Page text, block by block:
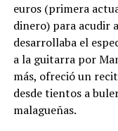
euros (primera
dinero) para acudir
desarrollaba el
a la guitarra por
más, ofreció un
desde tientos a
malagueñas.